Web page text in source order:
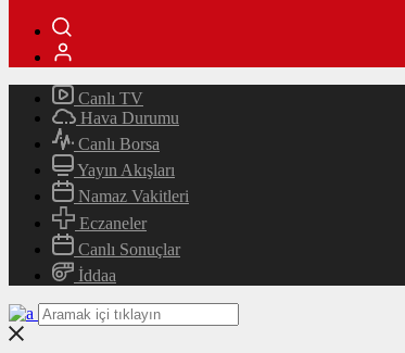
Canlı TV
Hava Durumu
Canlı Borsa
Yayın Akışları
Namaz Vakitleri
Eczaneler
Canlı Sonuçlar
İddaa